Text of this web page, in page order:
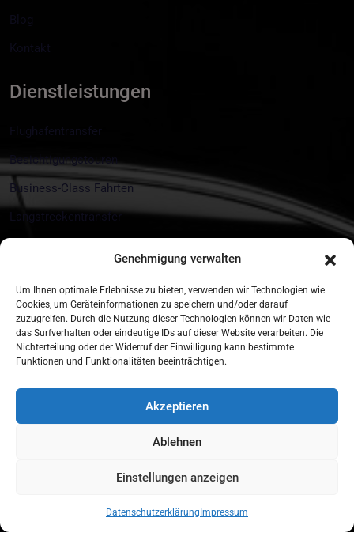
Genehmigung verwalten
Um Ihnen optimale Erlebnisse zu bieten, verwenden wir Technologien wie
Cookies, um Geräteinformationen zu speichern und/oder darauf
zuzugreifen. Durch die Nutzung dieser Technologien können wir Daten wie
das Surfverhalten oder eindeutige IDs auf dieser Website verarbeiten. Die
Nichterteilung oder der Widerruf der Einwilligung kann bestimmte
Funktionen und Funktionalitäten beeinträchtigen.
Akzeptieren
Ablehnen
Einstellungen anzeigen
Datenschutzerklärung Impressum
Blog
Kontakt
Dienstleistungen
Flughafentransfer
Besichtigungstouren
Business-Class Fahrten
Langstreckentransfer
Kontakt
Münchner Str. 18 85774 Unterföhring
+49 172 890 10 44
Buchen Sie Ihre Fahrt In Nur Wenigen